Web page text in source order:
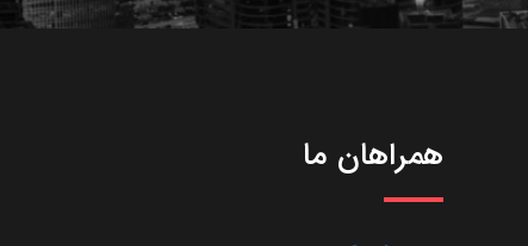
همراهان ما